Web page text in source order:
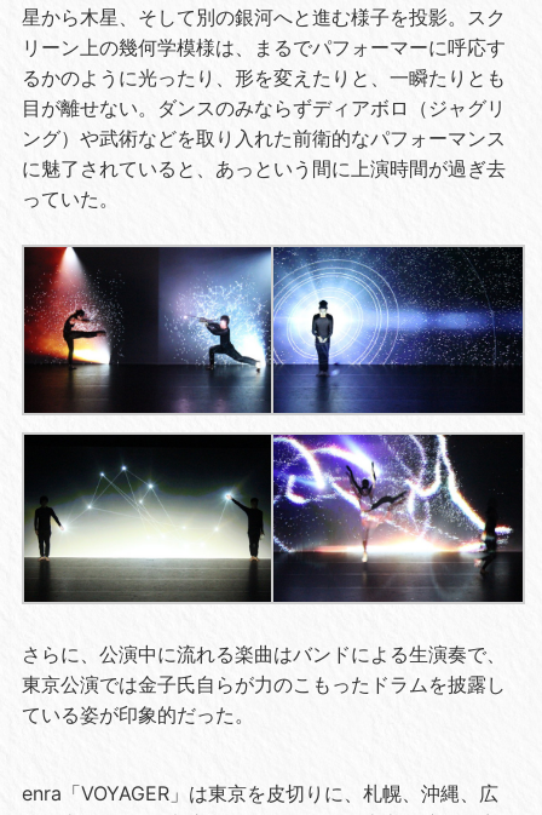
星から木星、そして別の銀河へと進む様子を投影。スク
リーン上の幾何学模様は、まるでパフォーマーに呼応す
るかのように光ったり、形を変えたりと、一瞬たりとも
目が離せない。ダンスのみならずディアボロ（ジャグリ
ング）や武術などを取り入れた前衛的なパフォーマンス
に魅了されていると、あっという間に上演時間が過ぎ去
っていた。
さらに、公演中に流れる楽曲はバンドによる生演奏で、
東京公演では金子氏自らが力のこもったドラムを披露し
ている姿が印象的だった。
enra「VOYAGER」は東京を皮切りに、札幌、沖縄、広